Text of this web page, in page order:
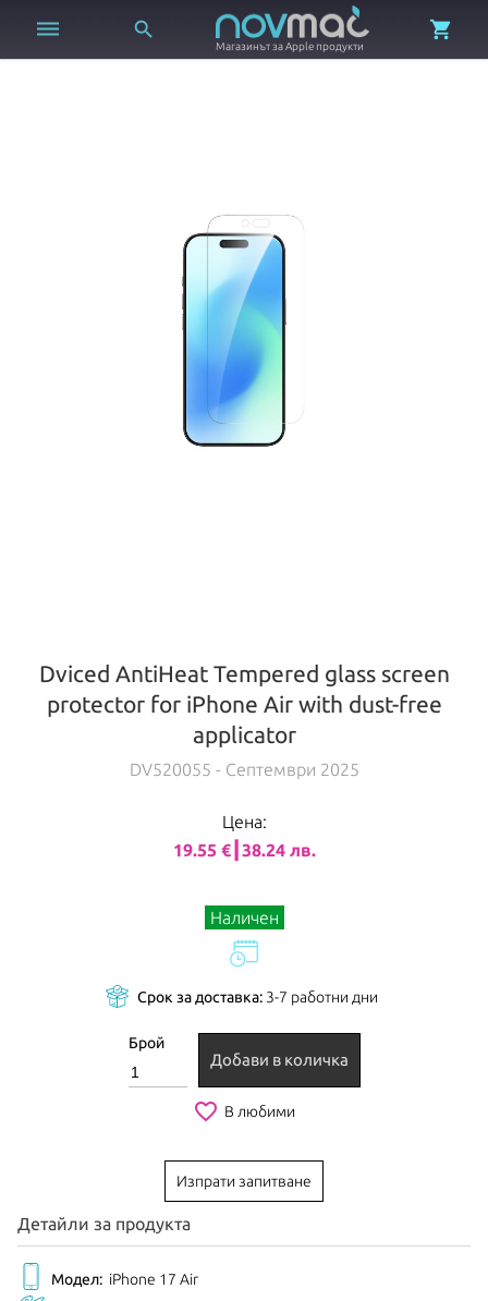
 
Магазинът за Apple продукти

Dviced AntiHeat Tempered glass screen
protector for iPhone Air with dust-free
applicator
DV520055 - Септември 2025
Цена:
19.55 €┃38.24 лв.
Наличен
Срок за доставка:3-7 работни дни
Брой
Добави в количка
favorite_border В любими
Изпрати запитване
Детайли за продукта
Модел: iPhone 17 Air